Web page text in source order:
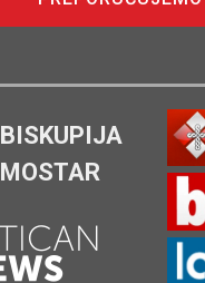
BISKUPIJA
MOSTAR